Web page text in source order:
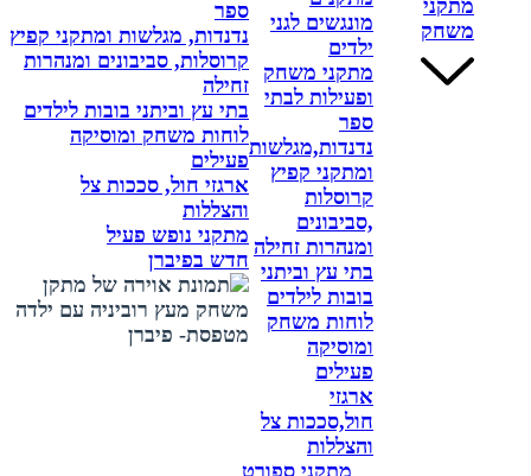
מתקני
משחק
מונגשים לגני
ילדים
מתקני משחק
ופעילות לבתי
ספר
נדנדות,מגלשות
ומתקני קפיץ
קרוסלות
,סביבונים
ומנהרות זחילה
בתי עץ וביתני
בובות לילדים
לוחות משחק
ומוסיקה
פעילים
ארגזי
חול,סככות צל
והצללות
ספר
נדנדות, מגלשות ומתקני קפיץ
קרוסלות, סביבונים ומנהרות
זחילה
בתי עץ וביתני בובות לילדים
לוחות משחק ומוסיקה
פעילים
ארגזי חול, סככות צל
והצללות
מתקני נופש פעיל
חדש בפיברן
מתקני ספורט